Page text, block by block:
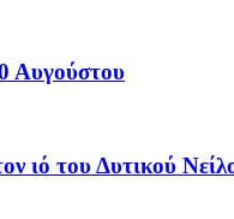
Αυγούστου
ιό του Δυτικού